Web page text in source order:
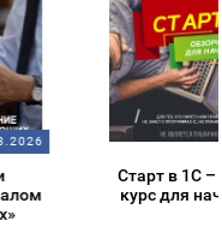
14.08.2026
Старт в 1С – обзорный
курс для начинающих